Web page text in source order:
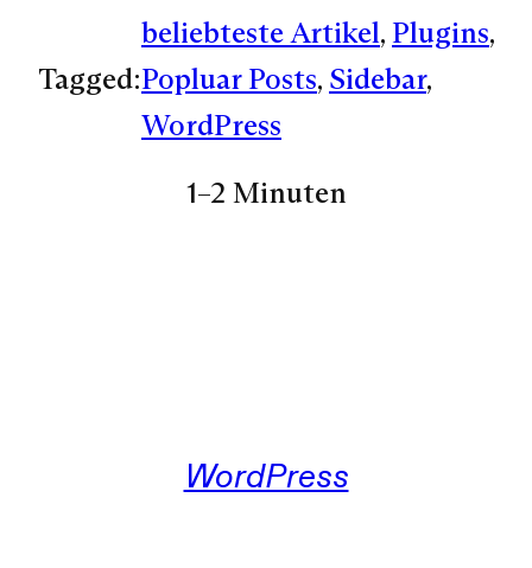
Tagged:
beliebteste Artikel, Plugins
Popluar Posts, Sidebar
WordPress
1–2 Minuten
WordPress